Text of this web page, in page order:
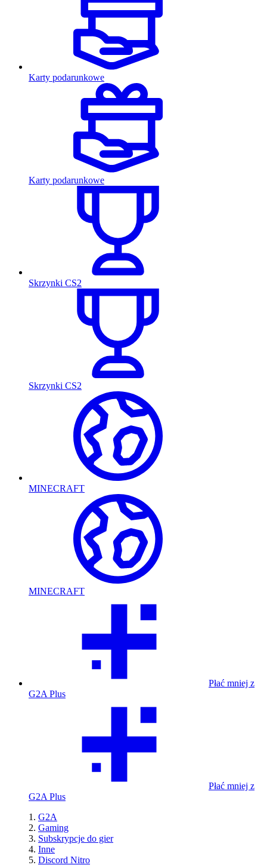
Karty podarunkowe
Karty podarunkowe
Skrzynki CS2
Skrzynki CS2
MINECRAFT
MINECRAFT
Płać mniej z
G2A Plus
Płać mniej z
G2A Plus
G2A
Gaming
Subskrypcje do gier
Inne
Discord Nitro